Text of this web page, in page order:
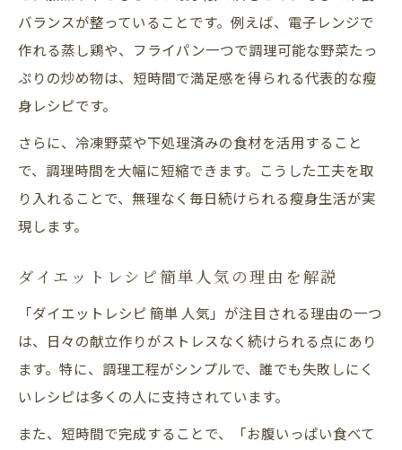
バランスが整っていることです。例えば、電子レンジで
作れる蒸し鶏や、フライパン一つで調理可能な野菜たっ
ぷりの炒め物は、短時間で満足感を得られる代表的な瘦
身レシピです。
さらに、冷凍野菜や下処理済みの食材を活用すること
で、調理時間を大幅に短縮できます。こうした工夫を取
り入れることで、無理なく毎日続けられる瘦身生活が実
現します。
ダイエットレシピ簡単人気の理由を解説
「ダイエットレシピ 簡単 人気」が注目される理由の一つ
は、日々の献立作りがストレスなく続けられる点にあり
ます。特に、調理工程がシンプルで、誰でも失敗しにく
いレシピは多くの人に支持されています。
また、短時間で完成することで、「お腹いっぱい食べて